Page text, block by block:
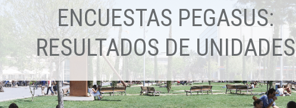
ENCUESTAS PEGASUS:
RESULTADOS DE UNIDADES